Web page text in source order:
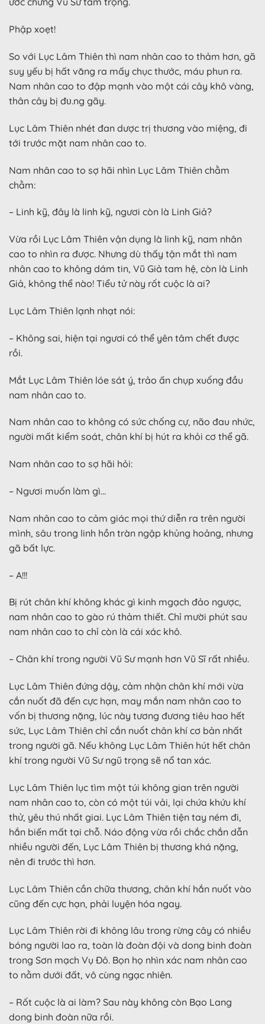
Phập xoẹt!
So với Lục Lâm Thiên thì nam nhân cao to thảm hơn, gã
suy yếu bị hất văng ra mấy chục thước, máu phun ra.
Nam nhân cao to đập mạnh vào một cái cây khô vàng,
thân cây bị đυ.ng gãy.
Lục Lâm Thiên nhét đan dược trị thương vào miệng, đi
tới trước mặt nam nhân cao to.
Nam nhân cao to sợ hãi nhìn Lục Lâm Thiên chằm
chằm:
– Linh kỹ, đây là linh kỹ, ngươi còn là Linh Giả?
Vừa rồi Lục Lâm Thiên vận dụng là linh kỹ, nam nhân
cao to nhìn ra được. Nhưng dù thấy tận mắt thì nam
nhân cao to không dám tin, Vũ Giả tam hệ, còn là Linh
Giả, không thể nào! Tiểu tử này rốt cuộc là ai?
Lục Lâm Thiên lạnh nhạt nói:
– Không sai, hiện tại ngươi có thể yên tâm chết được
rồi.
Mắt Lục Lâm Thiên lóe sát ý, trảo ấn chụp xuống đầu
nam nhân cao to.
Nam nhân cao to không có sức chống cự, não đau nhức,
người mất kiểm soát, chân khí bị hút ra khỏi cơ thể gã.
Nam nhân cao to sợ hãi hỏi:
– Ngươi muốn làm gì…
Nam nhân cao to cảm giác mọi thứ diễn ra trên người
mình, sâu trong linh hồn tràn ngập khủng hoảng, nhưng
gã bất lực.
– A!!!
Bị rút chân khí không khác gì kinh mgạch đảo ngược,
nam nhân cao to gào rú thảm thiết. Chỉ mười phút sau
nam nhân cao to chỉ còn là cái xác khô.
– Chân khí trong người Vũ Sư mạnh hơn Vũ Sĩ rất nhiều.
Lục Lâm Thiên đứng dậy, cảm nhận chân khí mới vừa
cắn nuốt đã đến cực hạn, may mắn nam nhân cao to
vốn bị thương nặng, lúc này tương đương tiêu hao hết
sức, Lục Lâm Thiên chỉ cắn nuốt chân khí cơ bản nhất
trong người gã. Nếu không Lục Lâm Thiên hút hết chân
khí trong người Vũ Sư ngũ trọng sẽ nổ tan xác.
Lục Lâm Thiên lục tìm một túi không gian trên người
nam nhân cao to, còn có một túi vải, lại chứa khứu khí
thử, yêu thú nhất giai. Lục Lâm Thiên tiện tay ném đi,
hắn biến mất tại chỗ. Náo động vừa rồi chắc chắn dẫn
nhiều người đến, Lục Lâm Thiên bị thương khá nặng,
nên đi trước thì hơn.
Lục Lâm Thiên cần chữa thương, chân khí hắn nuốt vào
cũng đến cực hạn, phải luyện hóa ngay.
Lục Lâm Thiên rời đi không lâu trong rừng cây có nhiều
bóng người lao ra, toàn là đoàn đội và dong binh đoàn
trong Sơn mạch Vụ Đô. Bọn họ nhìn xác nam nhân cao
to nằm dưới đất, vô cùng ngạc nhiên.
– Rốt cuộc là ai làm? Sau này không còn Bạo Lang
dong binh đoàn nữa rồi.